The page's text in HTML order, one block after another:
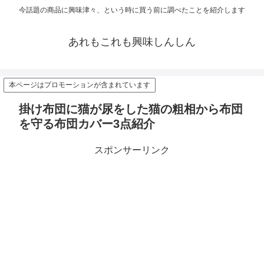
今話題の商品に興味津々、という時に買う前に調べたことを紹介します
あれもこれも興味しんしん
本ページはプロモーションが含まれています
掛け布団に猫が尿をした猫の粗相から布団
を守る布団カバー3点紹介
スポンサーリンク